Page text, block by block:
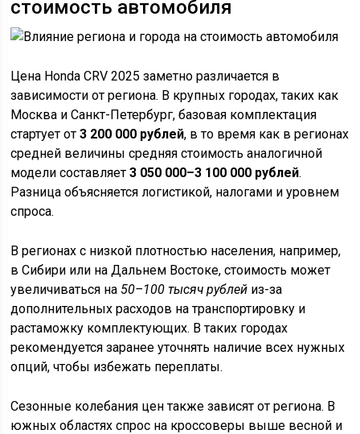
стоимость автомобиля
Цена Honda CRV 2025 заметно различается в
зависимости от региона. В крупных городах, таких как
Москва и Санкт-Петербург, базовая комплектация
стартует от3 200 000 рублей, в то время как в регионах
средней величины средняя стоимость аналогичной
модели составляет3 050 000–3 100 000 рублей.
Разница объясняется логистикой, налогами и уровнем
спроса.
В регионах с низкой плотностью населения, например,
в Сибири или на Дальнем Востоке, стоимость может
увеличиваться на 50–100 тысяч рублей из-за
дополнительных расходов на транспортировку и
растаможку комплектующих. В таких городах
рекомендуется заранее уточнять наличие всех нужных
опций, чтобы избежать переплаты.
Сезонные колебания цен также зависят от региона. В
южных областях спрос на кроссоверы выше весной и